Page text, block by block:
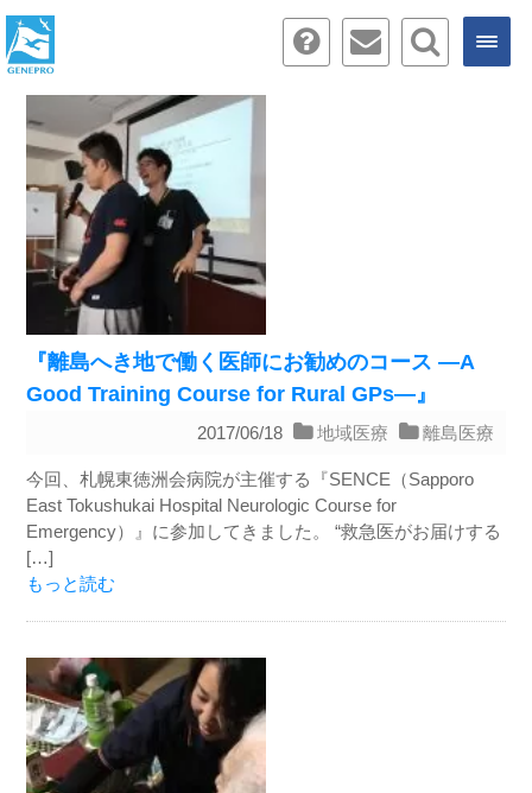
『離島へき地で働く医師にお勧めのコース ―A
Good Training Course for Rural GPs―』
2017/06/18 地域医療 離島医療
今回、札幌東徳洲会病院が主催する『SENCE（Sapporo
East Tokushukai Hospital Neurologic Course for
Emergency）』に参加してきました。 “救急医がお届けする
[…]
もっと読む